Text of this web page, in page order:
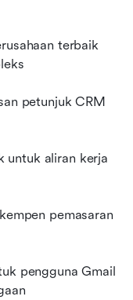
terbaik
petunjuk CRM
untuk aliran kerja
pemasaran
pengguna Gmail